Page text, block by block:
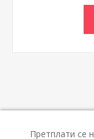
Претплати се